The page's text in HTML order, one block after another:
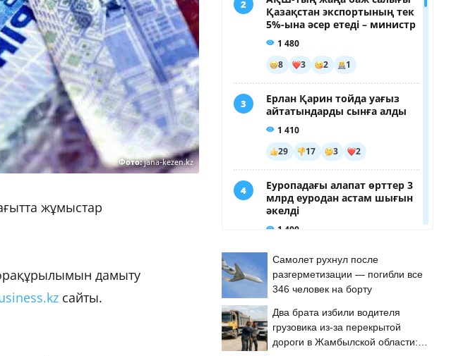
Фото:jana-kezen.kz
жұмыстар
дамыту
сайты.
Самолет рухнул после
разгерметизации — погибли все
346 человек на борту
Два брата избили водителя
грузовика из-за перекрытой
дороги в Жамбылской области: